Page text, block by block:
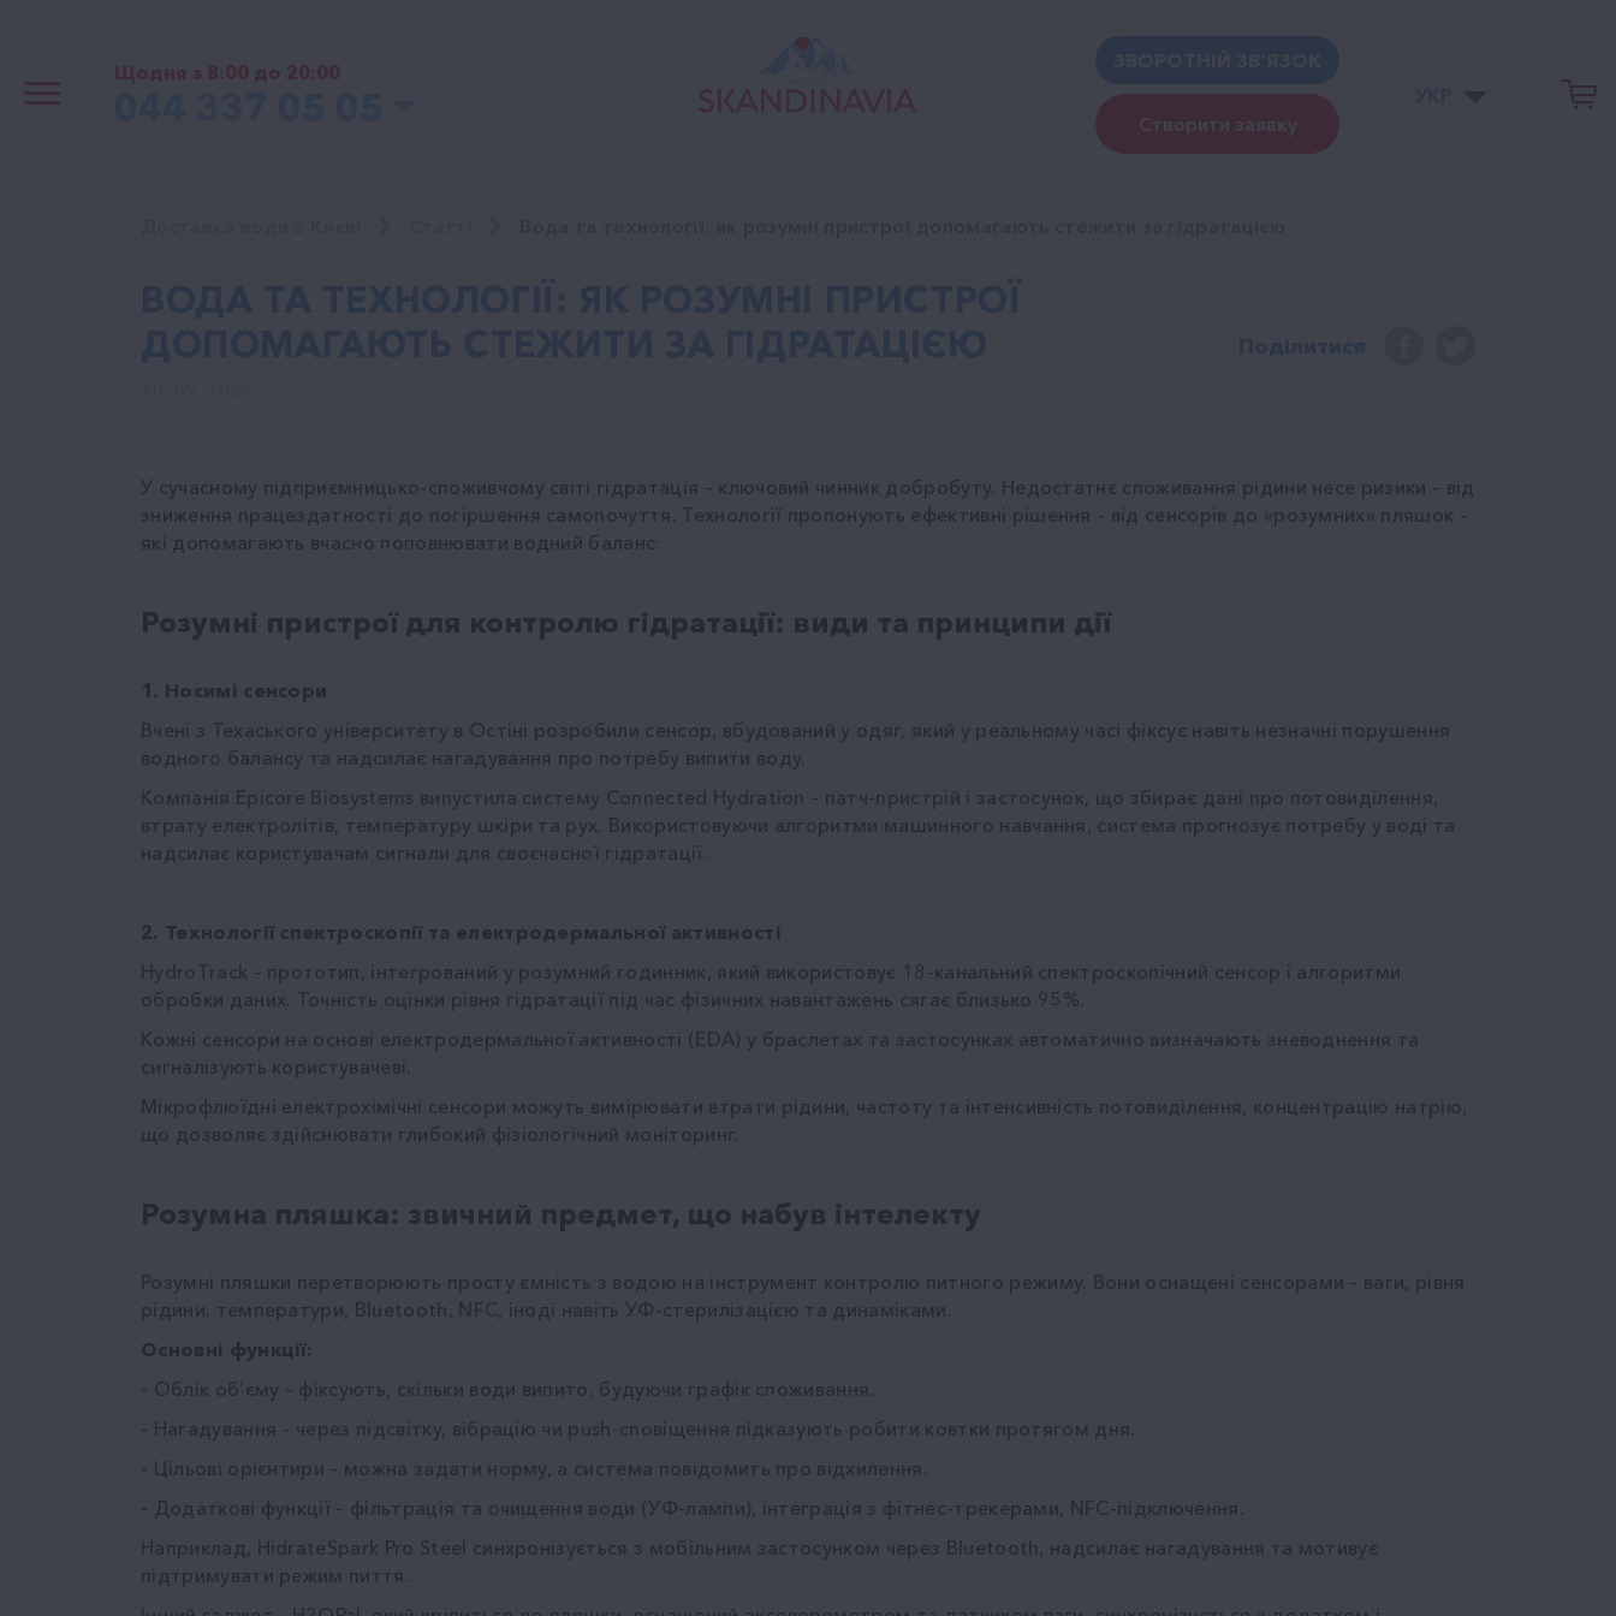
Щодня з 8:00 до 20:00
Створити заявку
У сучасному підприємницько-споживчому світі гідратація – ключовий чинник добробуту. Недостатнє споживання рідини несе ризики – від
зниження працездатності до погіршення самопочуття. Технології пропонують ефективні рішення – від сенсорів до «розумних» пляшок –
які допомагають вчасно поповнювати водний баланс.
Розумні пристрої для контролю гідратації: види та принципи дії
1. Носимі сенсори
Вчені з Техаського університету в Остіні розробили сенсор, вбудований у одяг, який у реальному часі фіксує навіть незначні порушення
водного балансу та надсилає нагадування про потребу випити воду.
Компанія Epicore Biosystems випустила систему Connected Hydration – патч-пристрій і застосунок, що збирає дані про потовиділення,
втрату електролітів, температуру шкіри та рух. Використовуючи алгоритми машинного навчання, система прогнозує потребу у воді та
надсилає користувачам сигнали для своєчасної гідратації.
2. Технології спектроскопії та електродермальної активності
HydroTrack – прототип, інтегрований у розумний годинник, який використовує 18-канальний спектроскопічний сенсор і алгоритми
обробки даних. Точність оцінки рівня гідратації під час фізичних навантажень сягає близько 95%.
Кожні сенсори на основі електродермальної активності (EDA) у браслетах та застосунках автоматично визначають зневоднення та
сигналізують користувачеві.
Мікрофлюїдні електрохімічні сенсори можуть вимірювати втрати рідини, частоту та інтенсивність потовиділення, концентрацію натрію,
що дозволяє здійснювати глибокий фізіологічний моніторинг.
Розумна пляшка: звичний предмет, що набув інтелекту
Розумні пляшки перетворюють просту ємність з водою на інструмент контролю питного режиму. Вони оснащені сенсорами – ваги, рівня
рідини, температури, Bluetooth, NFC, іноді навіть УФ-стерилізацією та динаміками.
Основні функції:
- Облік об’єму – фіксують, скільки води випито, будуючи графік споживання.
- Нагадування – через підсвітку, вібрацію чи push-сповіщення підказують робити ковтки протягом дня.
- Цільові орієнтири – можна задати норму, а система повідомить про відхилення.
- Додаткові функції – фільтрація та очищення води (УФ-лампи), інтеграція з фітнес-трекерами, NFC-підключення.
Наприклад, HidrateSpark Pro Steel синхронізується з мобільним застосунком через Bluetooth, надсилає нагадування та мотивує
підтримувати режим пиття.